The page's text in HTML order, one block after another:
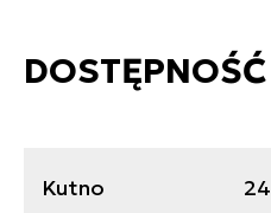
DOSTĘPNOŚĆ
Kutno